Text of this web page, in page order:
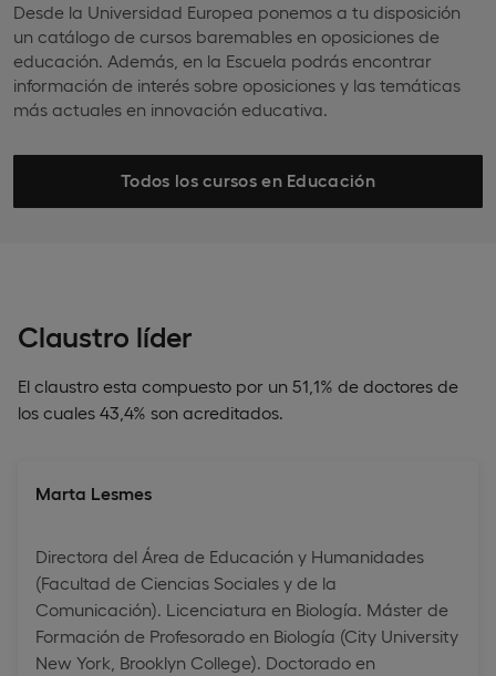
Desde la Universidad Europea ponemos a tu disposición
un catálogo de cursos baremables en oposiciones de
educación. Además, en la Escuela podrás encontrar
información de interés sobre oposiciones y las temáticas
más actuales en innovación educativa.
Todos los cursos en Educación
Claustro líder
El claustro esta compuesto por un 51,1% de doctores de
los cuales 43,4% son acreditados.
Marta Lesmes
Directora del Área de Educación y Humanidades
(Facultad de Ciencias Sociales y de la
Comunicación). Licenciatura en Biología. Máster de
Formación de Profesorado en Biología (City University
New York, Brooklyn College). Doctorado en